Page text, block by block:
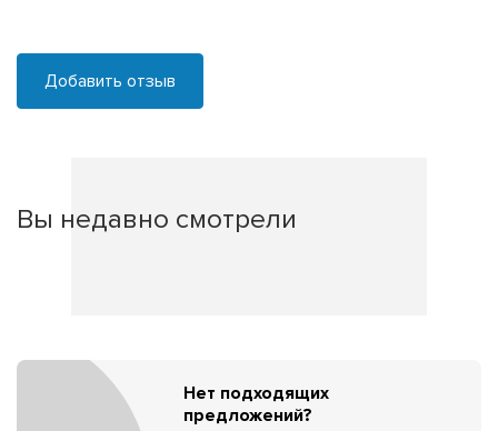
Добавить отзыв
Вы недавно смотрели
Нет подходящих
предложений?